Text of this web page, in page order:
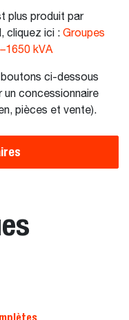
plus produit par
cliquez ici : Groupes
kVA
ci-dessous
concessionnaire
pièces et vente).